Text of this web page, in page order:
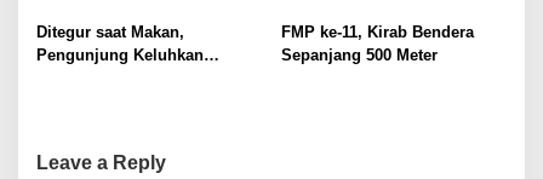
a
t
n
Ditegur saat Makan,
Pengunjung Keluhkan
FMP ke-11, Kirab Bendera
Sepanjang 500 Meter
Leave a Reply